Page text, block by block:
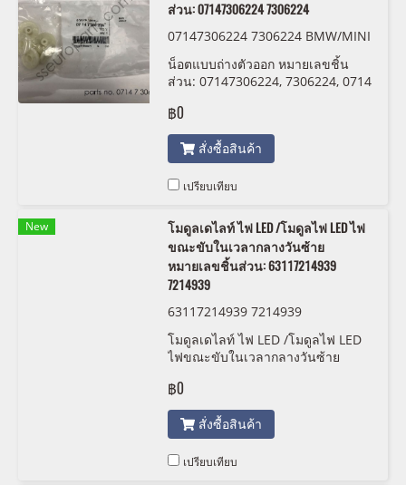
ส่วน: 07147306224 7306224
07147306224 7306224 BMW/MINI
น็อตแบบถ่างตัวออก หมายเลขชิ้น
ส่วน: 07147306224, 7306224, 0714
฿0
สั่งซื้อสินค้า
เปรียบเทียบ
New
โมดูลเดไลท์ ไฟ LED /โมดูลไฟ LED ไฟ
ขณะขับในเวลากลางวันซ้าย
หมายเลขชิ้นส่วน: 63117214939
7214939
63117214939 7214939
โมดูลเดไลท์ ไฟ LED /โมดูลไฟ LED
ไฟขณะขับในเวลากลางวันซ้าย
7214939, 6311 7214939
฿0
สั่งซื้อสินค้า
เปรียบเทียบ